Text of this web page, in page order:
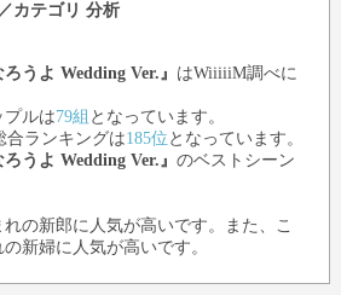
カテゴリ 分析
うよ Wedding Ver.』 はWiiiiiM調べに
プルは79組 となっています。
ランキングは185位 となっています。
うよ Wedding Ver.』 のベストシーン
れの新郎に人気が高いです。また、こ
新婦に人気が高いです。